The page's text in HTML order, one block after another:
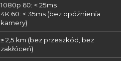
1080p 60: < 25ms
4K 60: < 35ms (bez opóźnienia
kamery)
≥ 2,5 km (bez przeszkód, bez
zakłóceń)